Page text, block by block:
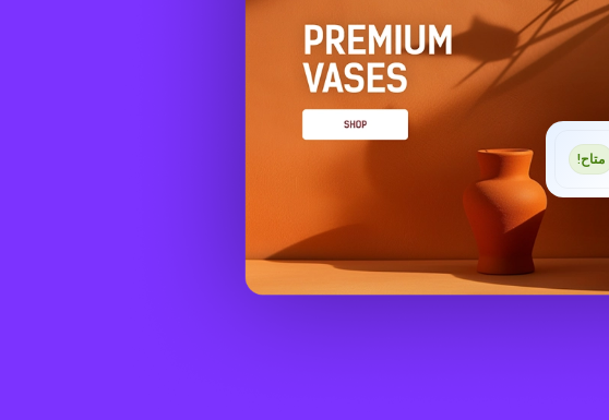
متاح!